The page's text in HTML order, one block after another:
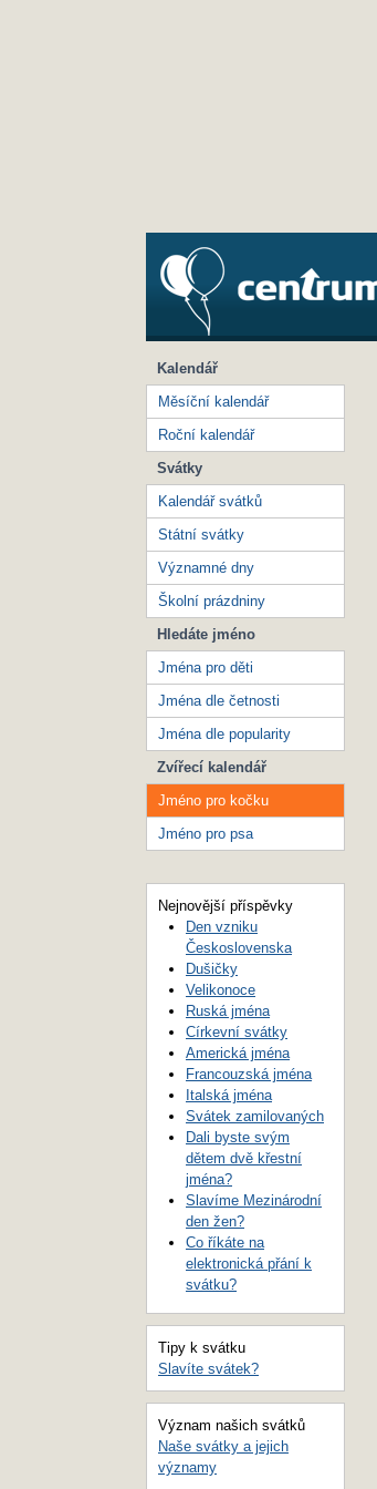
Kalendář
Měsíční kalendář
Roční kalendář
Svátky
Kalendář svátků
Státní svátky
Významné dny
Školní prázdniny
Hledáte jméno
Jména pro děti
Jména dle četnosti
Jména dle popularity
Zvířecí kalendář
Jméno pro kočku
Jméno pro psa
Nejnovější příspěvky
Den vzniku
Československa
Dušičky
Velikonoce
Ruská jména
Církevní svátky
Americká jména
Francouzská jména
Italská jména
Svátek zamilovaných
Dali byste svým
dětem dvě křestní
jména?
Slavíme Mezinárodní
den žen?
Co říkáte na
elektronická přání k
svátku?
Tipy k svátku
Slavíte svátek?
Význam našich svátků
Naše svátky a jejich
významy